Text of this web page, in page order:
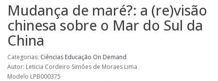
Mudança de maré?: a (re)visão
chinesa sobre o Mar do Sul da
China
Categorias: Ciências Educação On Demand
Autor: Leticia Cordeiro Simões de Moraes Lima
Modelo LPB000375